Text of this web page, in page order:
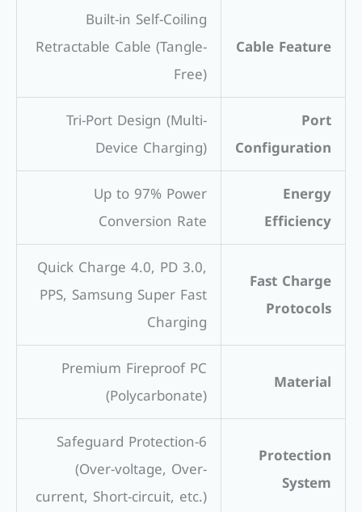
Cable Feature
Built-in Self-Coiling
Retractable Cable (Tangle-
Free)
Port
Configuration
Tri-Port Design (Multi-
Device Charging)
Energy
Efficiency
Up to 97% Power
Conversion Rate
Fast Charge
Protocols
Quick Charge 4.0, PD 3.0,
PPS, Samsung Super Fast
Charging
Material
Premium Fireproof PC
(Polycarbonate)
Protection
System
6-Safeguard Protection
(Over-voltage, Over-
current, Short-circuit, etc.)